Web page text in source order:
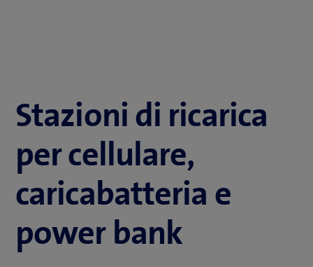
Stazioni di ricarica
per cellulare,
caricabatteria e
power bank